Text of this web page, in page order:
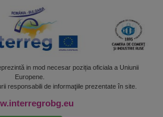
in mod necesar poziția oficiala a Uniunii
Europene.
responsabili de informaţiile prezentate în site.